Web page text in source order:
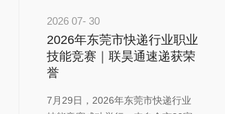
2026 07- 30
2026年东莞市快递行业职业
技能竞赛｜联昊通速递获荣
誉
​7月29日，2026年东莞市快递行业